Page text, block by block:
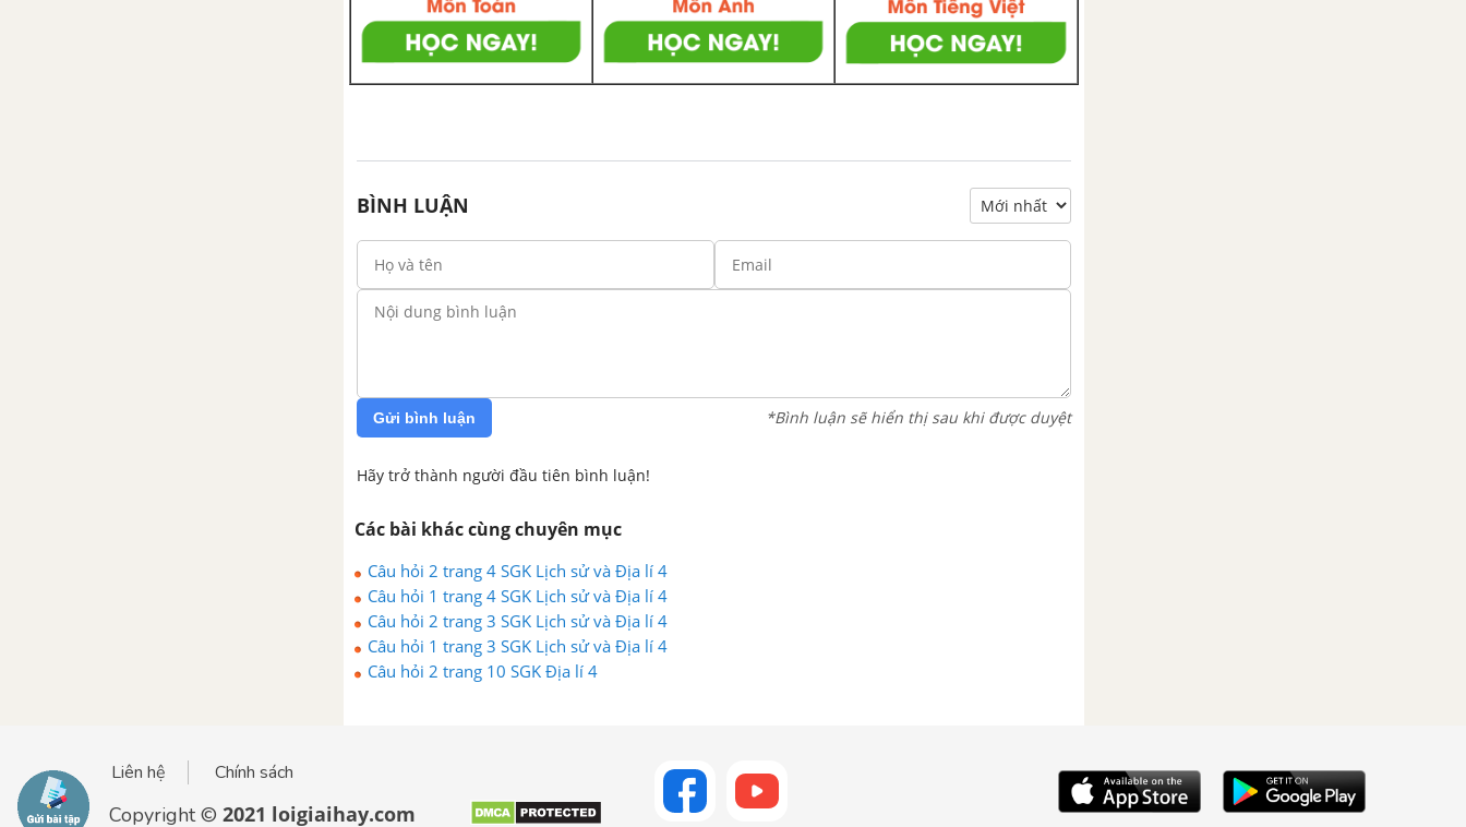
Buổi đầu thời Nguyễn
Bài 27. Nhà Nguyễn thành lập
BÌNH LUẬN
Gửi bình luận *Bình luận sẽ hiển thị sau khi được duyệt
Hãy trở thành người đầu tiên bình luận!
Các bài khác cùng chuyên mục
Câu hỏi 2 trang 4 SGK Lịch sử và Địa lí 4
Câu hỏi 1 trang 4 SGK Lịch sử và Địa lí 4
Câu hỏi 2 trang 3 SGK Lịch sử và Địa lí 4
Câu hỏi 1 trang 3 SGK Lịch sử và Địa lí 4
Câu hỏi 2 trang 10 SGK Địa lí 4
Liên hệ Chính sách
Copyright © 2021 loigiaihay.com